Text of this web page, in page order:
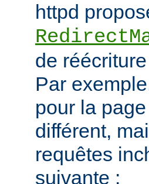
httpd
de
Par
pour la
différent,
requêtes
suivante :